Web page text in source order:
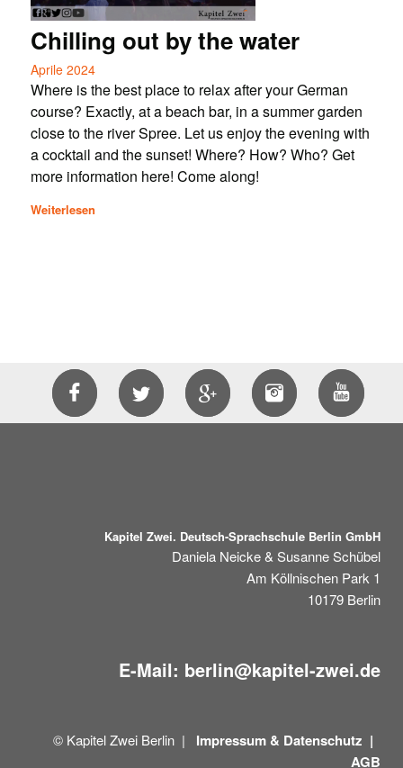
Chilling out by the water
Aprile 2024
Where is the best place to relax after your German
course? Exactly, at a beach bar, in a summer garden
close to the river Spree. Let us enjoy the evening with
a cocktail and the sunset! Where? How? Who? Get
more information here! Come along!
Weiterlesen
Kapitel Zwei. Deutsch-Sprachschule Berlin GmbH
Daniela Neicke & Susanne Schübel
Am Köllnischen Park 1
10179 Berlin
E-Mail: berlin@kapitel-zwei.de
© Kapitel Zwei Berlin | Impressum & Datenschutz |
AGB